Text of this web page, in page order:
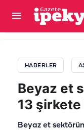
HABERLER
Beyaz et
13 şirkete
Beyaz et
Şanlıurfa’da